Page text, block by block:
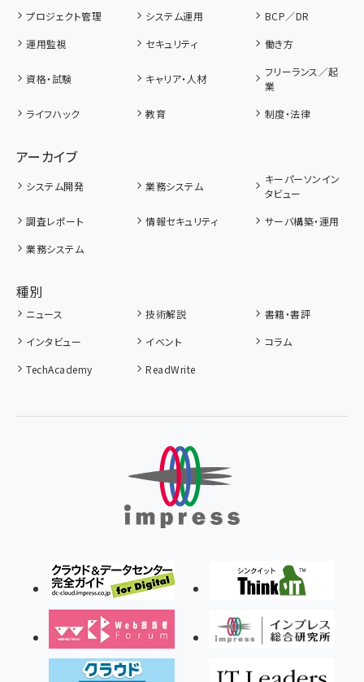
プロジェクト管理
システム運用
BCP／DR
運用監視
セキュリティ 働き方
資格・試験 キャリア・人材
フリーランス／起
業
ライフハック
教育 制度・法律
アーカイブ
システム開発 業務システム
キーパーソンイン
タビュー
調査レポート
情報セキュリティ
サーバ構築・運用
業務システム
種別
ニュース 技術解説
書籍・書評
インタビュー
イベント
コラム
TechAcademy
ReadWrite